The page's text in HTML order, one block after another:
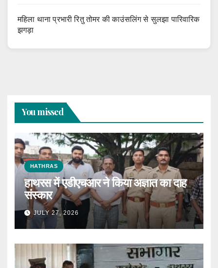
महिला थाना प्रभारी रितु तोमर की काउंसलिंग से सुलझा पारिवारिक
झगड़ा
You missed
HATHRAS
हाथरस में एडीएचआर ने किया अज्ञात का दाह
संस्कार
JULY 27, 2026